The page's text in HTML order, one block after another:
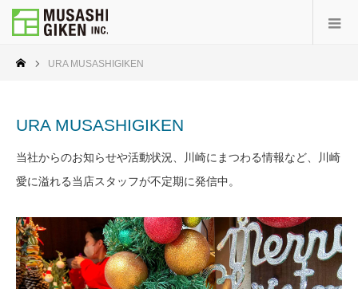
URA MUSASHIGIKEN
URA MUSASHIGIKEN
当社からのお知らせや活動状況、川崎にまつわる情報など、川崎
愛に溢れる当店スタッフが不定期に発信中。